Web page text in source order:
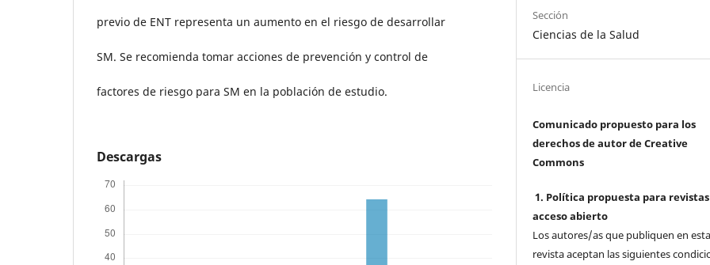
previo de ENT representa un aumento en el riesgo de desarrollar
SM. Se recomienda tomar acciones de prevención y control de
factores de riesgo para SM en la población de estudio.
Descargas
Sección
Ciencias de la Salud
Licencia
Comunicado propuesto para los
derechos de autor de Creative
Commons
1. Política propuesta para
acceso abierto
Los autores/as que publiquen en esta
revista aceptan las siguientes